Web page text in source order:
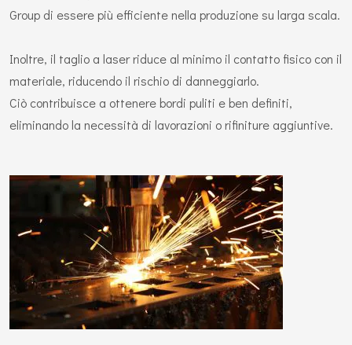
Group di essere più efficiente nella produzione su larga scala.
Inoltre, il taglio a laser riduce al minimo il contatto fisico con il
materiale, riducendo il rischio di danneggiarlo.
Ciò contribuisce a ottenere bordi puliti e ben definiti,
eliminando la necessità di lavorazioni o rifiniture aggiuntive.